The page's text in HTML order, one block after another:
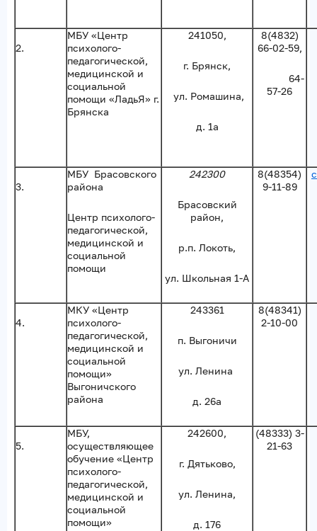
2.
МБУ «Центр
психолого-
педагогической,
медицинской и
социальной
помощи «ЛадьЯ» г.
Брянска
241050,
г. Брянск,
ул. Ромашина,
д. 1а
8(4832)
66-02-59,
64-
57-26
3.
МБУ Брасовского
района
Центр психолого-
педагогической,
медицинской и
социальной
помощи
242300
Брасовский
район,
р.п. Локоть,
ул. Школьная 1-А
8(48354)
9-11-89
4.
МКУ «Центр
психолого-
педагогической,
медицинской и
социальной
помощи»
Выгоничского
района
243361
п. Выгоничи
ул. Ленина
д. 26а
8(48341)
2-10-00
5.
МБУ,
осуществляющее
обучение «Центр
психолого-
педагогической,
медицинской и
социальной
помощи»
242600,
г. Дятьково,
ул. Ленина,
д. 176
(48333) 3-
21-63